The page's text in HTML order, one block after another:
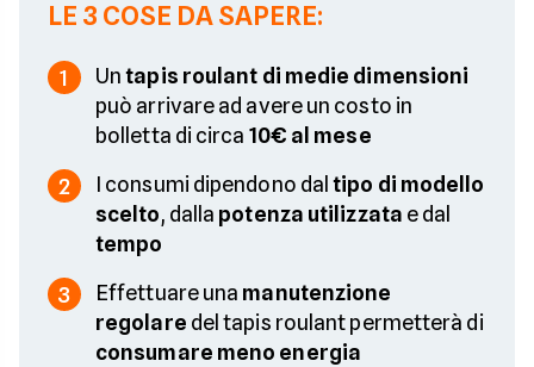
LE 3 COSE DA SAPERE:
1 Untapis roulant di medie dimensioni
può arrivare ad avere un costo in
bolletta di circa 10€ al mese
2 I consumi dipendono daltipo di modello
scelto, dalla potenza utilizzata e dal
tempo
3 Effettuare una manutenzione
regolare del tapis roulant permetterà di
consumare meno energia